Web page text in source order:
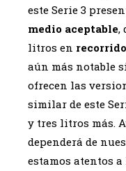
este Serie 3
medio aceptable,
litros en
aún más notable
ofrecen las
similar de este
y tres litros más.
dependerá de
estamos atentos